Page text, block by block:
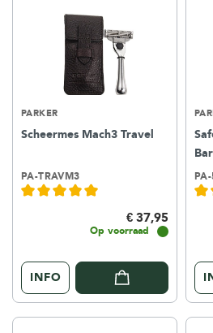
PARKER
Scheermes Mach3 Travel
PA-TRAVM3
€ 37,95
Op voorraad
INFO